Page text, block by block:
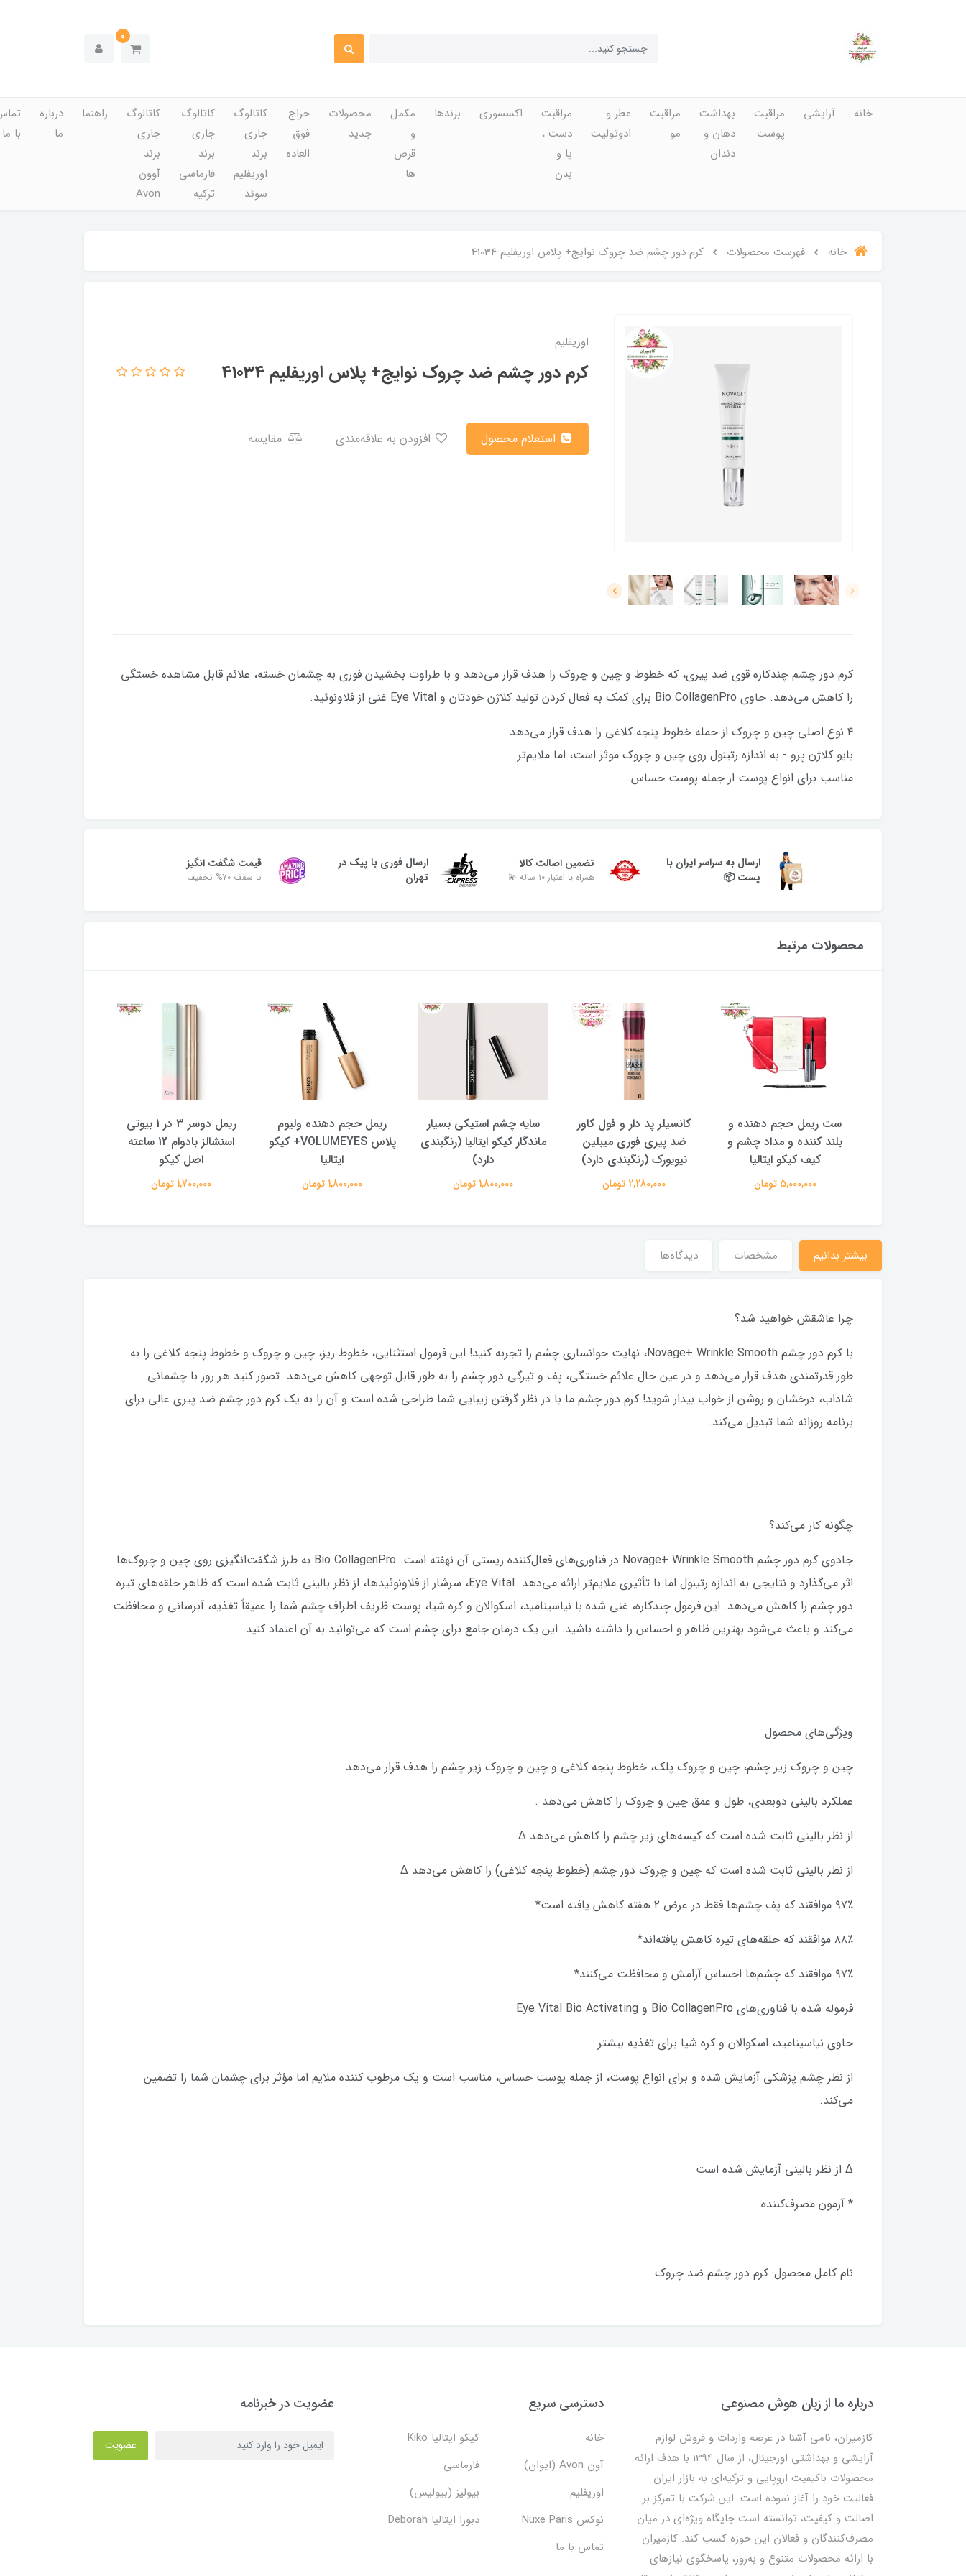
0
خانه آرایشی
مراقبت
پوست
بهداشت
دهان و
دندان
مراقبت
مو
عطر و
ادوتولیت
مراقبت
دست ،
پا و
بدن
اکسسوری برندها
مکمل
و
قرص
ها
محصولات
جدید
حراج
فوق
العاده
کاتالوگ
جاری
برند
اوریفلیم
سوئد
کاتالوگ
جاری
برند
فارماسی
ترکیه
کاتالوگ
جاری
برند
آوون
Avon
راهنما
درباره
ما
با ما
خانه فهرست محصولات کرم دور چشم ضد چروک نوایج+ پلاس اوریفلیم 41034
اوریفلیم
کرم دور چشم ضد چروک نوایج+ پلاس اوریفلیم 41034
مقایسه
کرم دور چشم چندکاره قوی ضد پیری، که خطوط و چین و چروک را هدف قرار می‌دهد و با طراوت بخشیدن فوری به چشمان خسته، علائم قابل مشاهده خستگی
را کاهش می‌دهد. حاوی Bio CollagenPro برای کمک به فعال کردن تولید کلاژن خودتان و Eye Vital غنی از فلاونوئید.
۴ نوع اصلی چین و چروک از جمله خطوط پنجه کلاغی را هدف قرار می‌دهد
بایو کلاژن پرو - به اندازه رتینول روی چین و چروک موثر است، اما ملایم‌تر
مناسب برای انواع پوست از جمله پوست حساس.
ارسال به سراسر ایران با
پست 📦
تضمین اصالت کالا
همراه با اعتبار ۱۰ ساله 💫
ارسال فوری با پیک در
تهران
قیمت شگفت انگیز
تا سقف 70% تخفیف
محصولات مرتبط
کانسیلر پد دار و فول کاور
ضد پیری فوری میبلین
نیویورک (رنگبندی دارد)
2,280,000 تومان
سایه چشم استیکی بسیار
ماندگار کیکو ایتالیا (رنگبندی
دارد)
1,800,000 تومان
ریمل حجم دهنده ولیوم
پلاس VOLUMEYES+ کیکو
ایتالیا
1,800,000 تومان
ریمل دوسر 3 در 1 بیوتی
اسنشالز بادوام 12 ساعته
اصل کیکو
1,700,000 تومان
خط چشم سفید بادوام با
رنگ غلیظ اینتنس کیکو
ایتالیا
1,600,000 تومان
بیشتر بدانیم مشخصات دیدگاه‌ها
چرا عاشقش خواهید شد؟
با کرم دور چشم Novage+ Wrinkle Smooth، نهایت جوانسازی چشم را تجربه کنید! این فرمول استثنایی، خطوط ریز، چین و چروک و خطوط پنجه کلاغی را به
طور قدرتمندی هدف قرار می‌دهد و در عین حال علائم خستگی، پف و تیرگی دور چشم را به طور قابل توجهی کاهش می‌دهد. تصور کنید هر روز با چشمانی
شاداب، درخشان و روشن از خواب بیدار شوید! کرم دور چشم ما با در نظر گرفتن زیبایی شما طراحی شده است و آن را به یک کرم دور چشم ضد پیری عالی برای
برنامه روزانه شما تبدیل می‌کند.
چگونه کار می‌کند؟
جادوی کرم دور چشم Novage+ Wrinkle Smooth در فناوری‌های فعال‌کننده زیستی آن نهفته است. Bio CollagenPro به طرز شگفت‌انگیزی روی چین و چروک‌ها
اثر می‌گذارد و نتایجی به اندازه رتینول اما با تأثیری ملایم‌تر ارائه می‌دهد. Eye Vital، سرشار از فلاونوئیدها، از نظر بالینی ثابت شده است که ظاهر حلقه‌های تیره
دور چشم را کاهش می‌دهد. این فرمول چندکاره، غنی شده با نیاسینامید، اسکوالان و کره شیا، پوست ظریف اطراف چشم شما را عمیقاً تغذیه، آبرسانی و محافظت
می‌کند و باعث می‌شود بهترین ظاهر و احساس را داشته باشید. این یک درمان جامع برای چشم است که می‌توانید به آن اعتماد کنید.
ویژگی‌های محصول
چین و چروک زیر چشم، چین و چروک پلک، خطوط پنجه کلاغی و چین و چروک زیر چشم را هدف قرار می‌دهد
عملکرد بالینی دوبعدی، طول و عمق چین و چروک را کاهش می‌دهد .
از نظر بالینی ثابت شده است که کیسه‌های زیر چشم را کاهش می‌دهد Δ
از نظر بالینی ثابت شده است که چین و چروک دور چشم (خطوط پنجه کلاغی) را کاهش می‌دهد Δ
۹۷٪ موافقند که پف چشم‌ها فقط در عرض ۲ هفته کاهش یافته است*
۸۸٪ موافقند که حلقه‌های تیره کاهش یافته‌اند*
۹۷٪ موافقند که چشم‌ها احساس آرامش و محافظت می‌کنند*
فرموله شده با فناوری‌های Bio CollagenPro و Eye Vital Bio Activating
حاوی نیاسینامید، اسکوالان و کره شیا برای تغذیه بیشتر
از نظر چشم پزشکی آزمایش شده و برای انواع پوست، از جمله پوست حساس، مناسب است و یک مرطوب کننده ملایم اما مؤثر برای چشمان شما را تضمین
می‌کند.
Δ از نظر بالینی آزمایش شده است
* آزمون مصرف‌کننده
نام کامل محصول: کرم دور چشم ضد چروک
درباره ما از زبان هوش مصنوعی
کازمیران، نامی آشنا در عرصه واردات و فروش لوازم
آرایشی و بهداشتی اورجینال، از سال 1394 با هدف ارائه
محصولات باکیفیت اروپایی و ترکیه‌ای به بازار ایران
فعالیت خود را آغاز نموده است. این شرکت با تمرکز بر
اصالت و کیفیت، توانسته است جایگاه ویژه‌ای در میان
مصرف‌کنندگان و فعالان این حوزه کسب کند. کازمیران
با ارائه محصولات متنوع و به‌روز، پاسخگوی نیازهای
دسترسی سریع
خانه
کیکو ایتالیا Kiko
آون Avon (ایوان)
فارماسی
اوریفلیم
بیولیز (بیولیس)
نوکس Nuxe Paris
دبورا ایتالیا Deborah
تماس با ما
عضویت در خبرنامه
عضویت